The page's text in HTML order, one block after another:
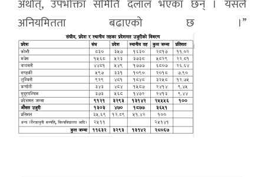
अर्थात्, उपभोक्ता समिति दलाल भएका छन् । यसले
अनियमितता बढाएको छ ।”